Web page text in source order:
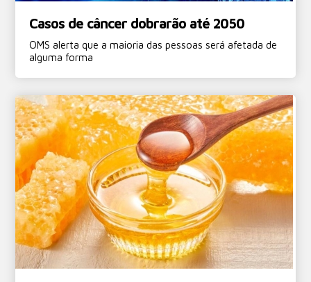
Casos de câncer dobrarão até 2050
OMS alerta que a maioria das pessoas será afetada de
alguma forma